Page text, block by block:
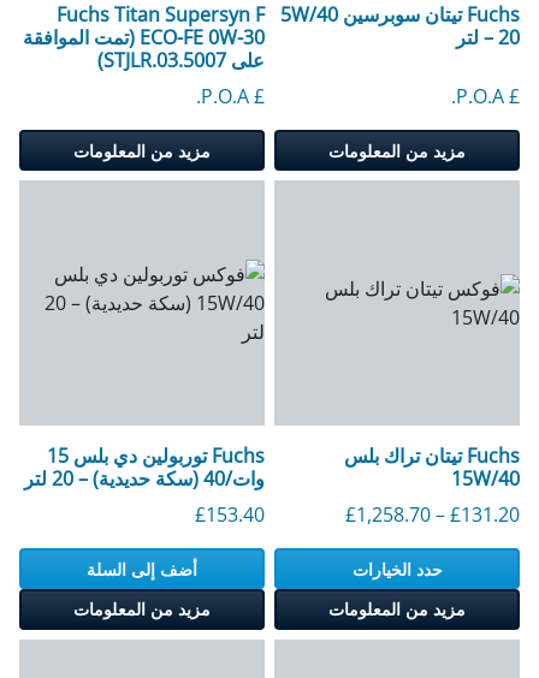
Fuchs تيتان سوبرسين 5W/40
– 20 لتر
£ P.O.A.
مزيد من المعلومات
Fuchs Titan Supersyn F
ECO-FE 0W-30 (تمت الموافقة
على STJLR.03.5007)
£ P.O.A.
مزيد من المعلومات
Fuchs تيتان تراك بلس
15W/40
£131.20
–
£1,258.70 النطاق السعري: 131.20 جنيهًا إسترلينيًا إلى 1258.70 جنيهًا إسترلينيًا
حدد الخيارات
مزيد من المعلومات
Fuchs توربولين دي بلس 15
وات/40 (سكة حديدية) – 20 لتر
£153.40
أضف إلى السلة
مزيد من المعلومات